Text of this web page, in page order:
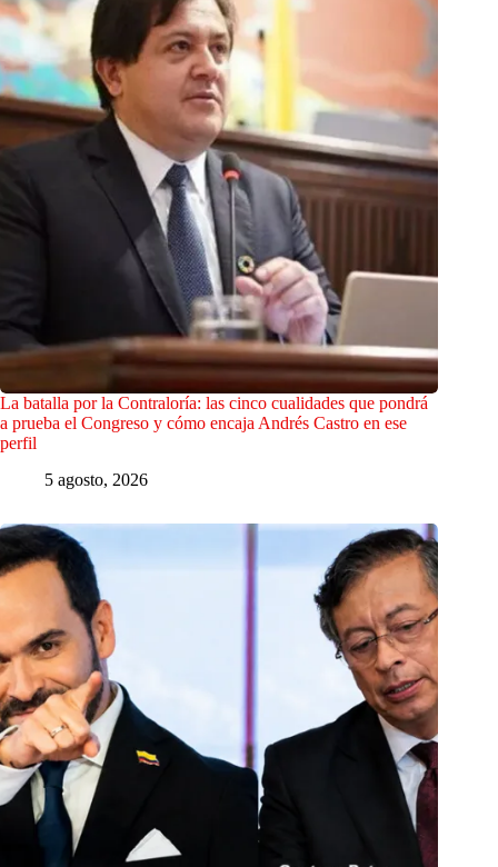
La batalla por la Contraloría: las cinco cualidades que pondrá
a prueba el Congreso y cómo encaja Andrés Castro en ese
perfil
5 agosto, 2026